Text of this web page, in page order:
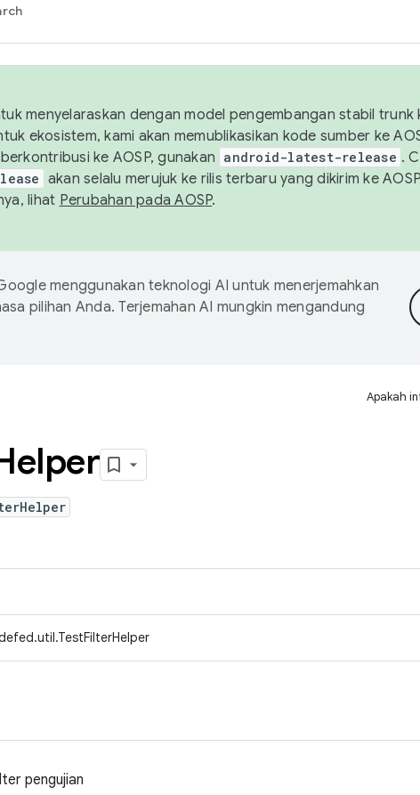
menyelaraskan dengan model pengembangan stabil trunk
ekosistem, kami akan memublikasikan kode sumber ke
ke AOSP, gunakan android-latest-release .
akan selalu merujuk ke rilis terbaru yang dikirim ke
lihat Perubahan pada AOSP.
menggunakan teknologi AI untuk menerjemahkan
pilihan Anda. Terjemahan AI mungkin mengandung
Apakah
pengujian